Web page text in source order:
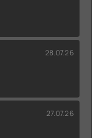
28.07.26
27.07.26